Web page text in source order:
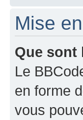
Mise
Que sont
Le
en forme
vous